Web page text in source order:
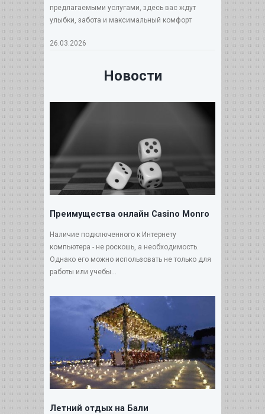
предлагаемыми услугами, здесь вас ждут
улыбки, забота и максимальный комфорт
26.03.2026
Новости
Преимущества онлайн Casino Monro
Наличие подключенного к Интернету
компьютера - не роскошь, а необходимость.
Однако его можно использовать не только для
работы или учебы...
Летний отдых на Бали